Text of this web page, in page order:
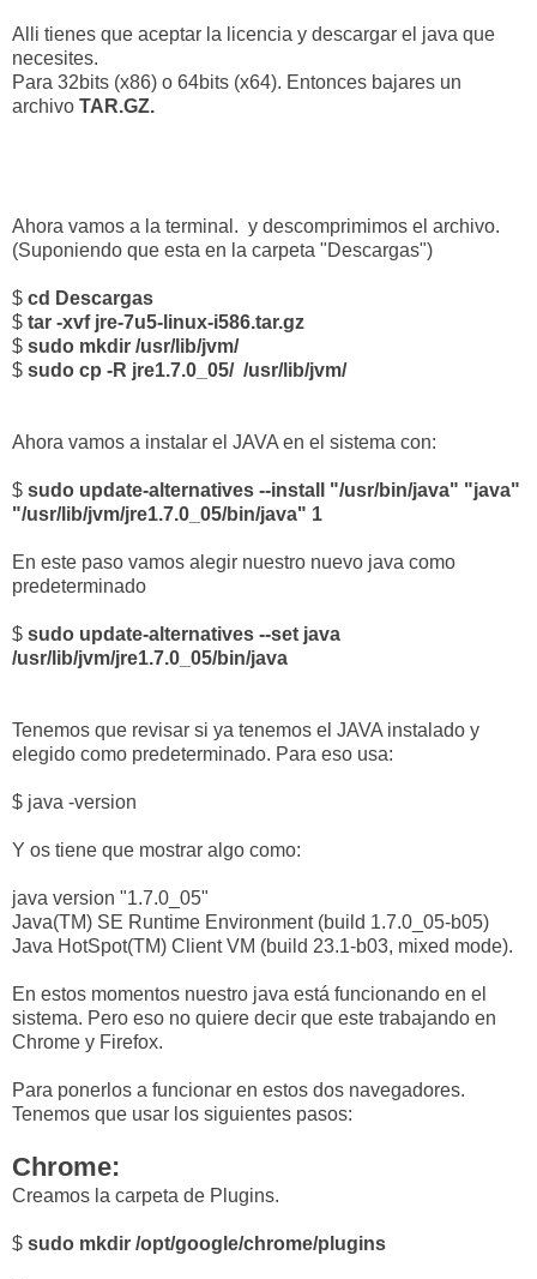
Alli tienes que aceptar la licencia y descargar el java que
necesites.
Para 32bits (x86) o 64bits (x64). Entonces bajares un
archivo TAR.GZ.
Ahora vamos a la terminal. y descomprimimos el archivo.
(Suponiendo que esta en la carpeta "Descargas")
$ cd Descargas
$ tar -xvf jre-7u5-linux-i586.tar.gz
$ sudo mkdir /usr/lib/jvm/
$ sudo cp -R jre1.7.0_05/ /usr/lib/jvm/
Ahora vamos a instalar el JAVA en el sistema con:
$ sudo update-alternatives --install "/usr/bin/java" "java"
"/usr/lib/jvm/jre1.7.0_05/bin/java" 1
En este paso vamos alegir nuestro nuevo java como
predeterminado
$ sudo update-alternatives --set java
/usr/lib/jvm/jre1.7.0_05/bin/java
Tenemos que revisar si ya tenemos el JAVA instalado y
elegido como predeterminado. Para eso usa:
$ java -version
Y os tiene que mostrar algo como:
java version "1.7.0_05"
Java(TM) SE Runtime Environment (build 1.7.0_05-b05)
Java HotSpot(TM) Client VM (build 23.1-b03, mixed mode).
En estos momentos nuestro java está funcionando en el
sistema. Pero eso no quiere decir que este trabajando en
Chrome y Firefox.
Para ponerlos a funcionar en estos dos navegadores.
Tenemos que usar los siguientes pasos:
Chrome:
Creamos la carpeta de Plugins.
$ sudo mkdir /opt/google/chrome/plugins